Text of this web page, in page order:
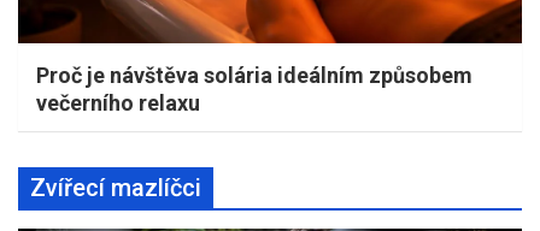
Proč je návštěva solária ideálním způsobem
večerního relaxu
Zvířecí mazlíčci